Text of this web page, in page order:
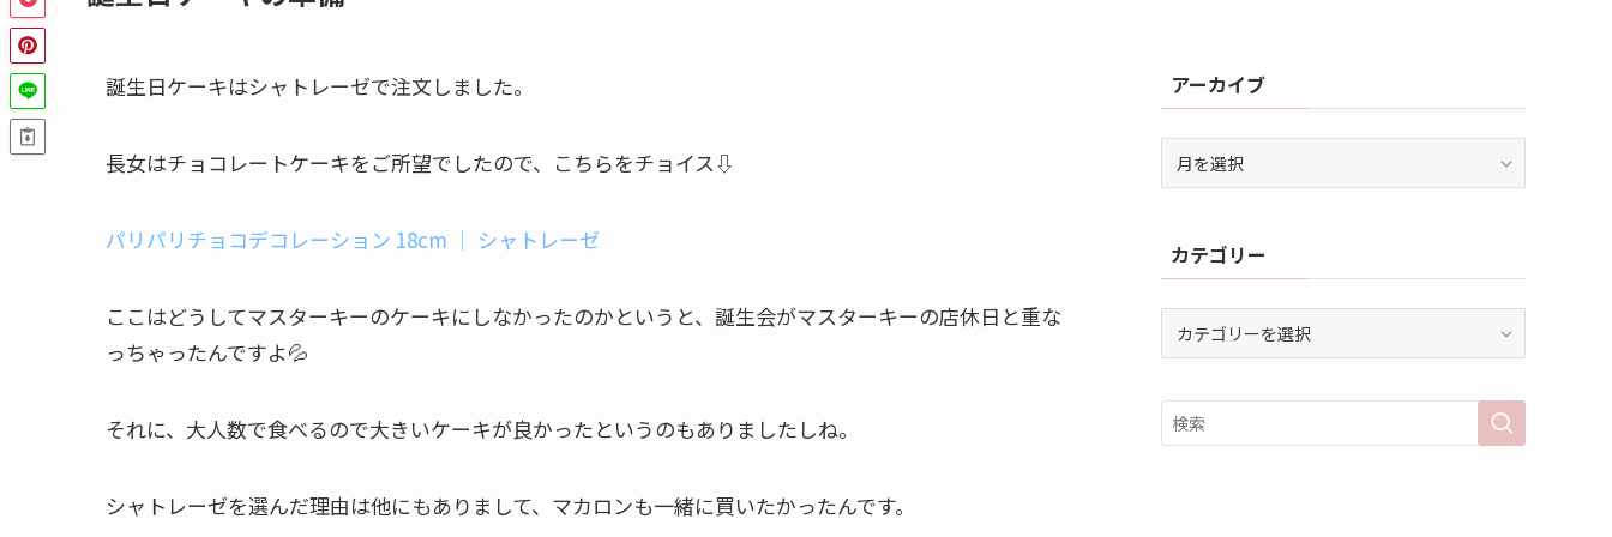
誕生日ケーキはシャトレーゼで注文しました。
長女はチョコレートケーキをご所望でしたので、こちらをチョイス⇩
パリパリチョコデコレーション 18cm ｜ シャトレーゼ
ここはどうしてマスターキーのケーキにしなかったのかというと、誕生会がマスターキーの店休日と重な
っちゃったんですよ💦
それに、大人数で食べるので大きいケーキが良かったというのもありましたしね。
シャトレーゼを選んだ理由は他にもありまして、マカロンも一緒に買いたかったんです。
アーカイブ
ブカテゴリー
リ
ー